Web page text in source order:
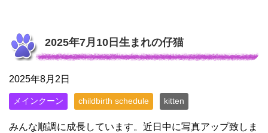
2025年7月10日生まれの仔猫
2025年8月2日
メインクーン childbirth schedule kitten
みんな順調に成長しています。近日中に写真アップ致しま